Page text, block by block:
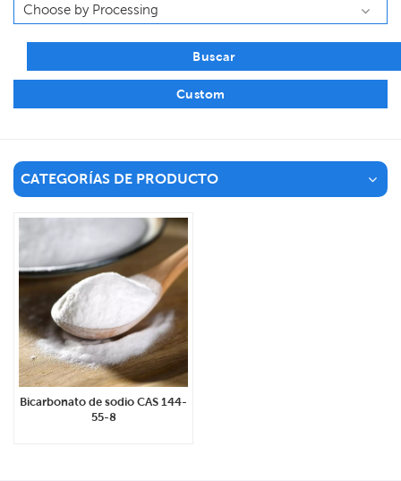
Buscar
Custom
CATEGORÍAS DE PRODUCTO
Bicarbonato de sodio CAS 144-
55-8